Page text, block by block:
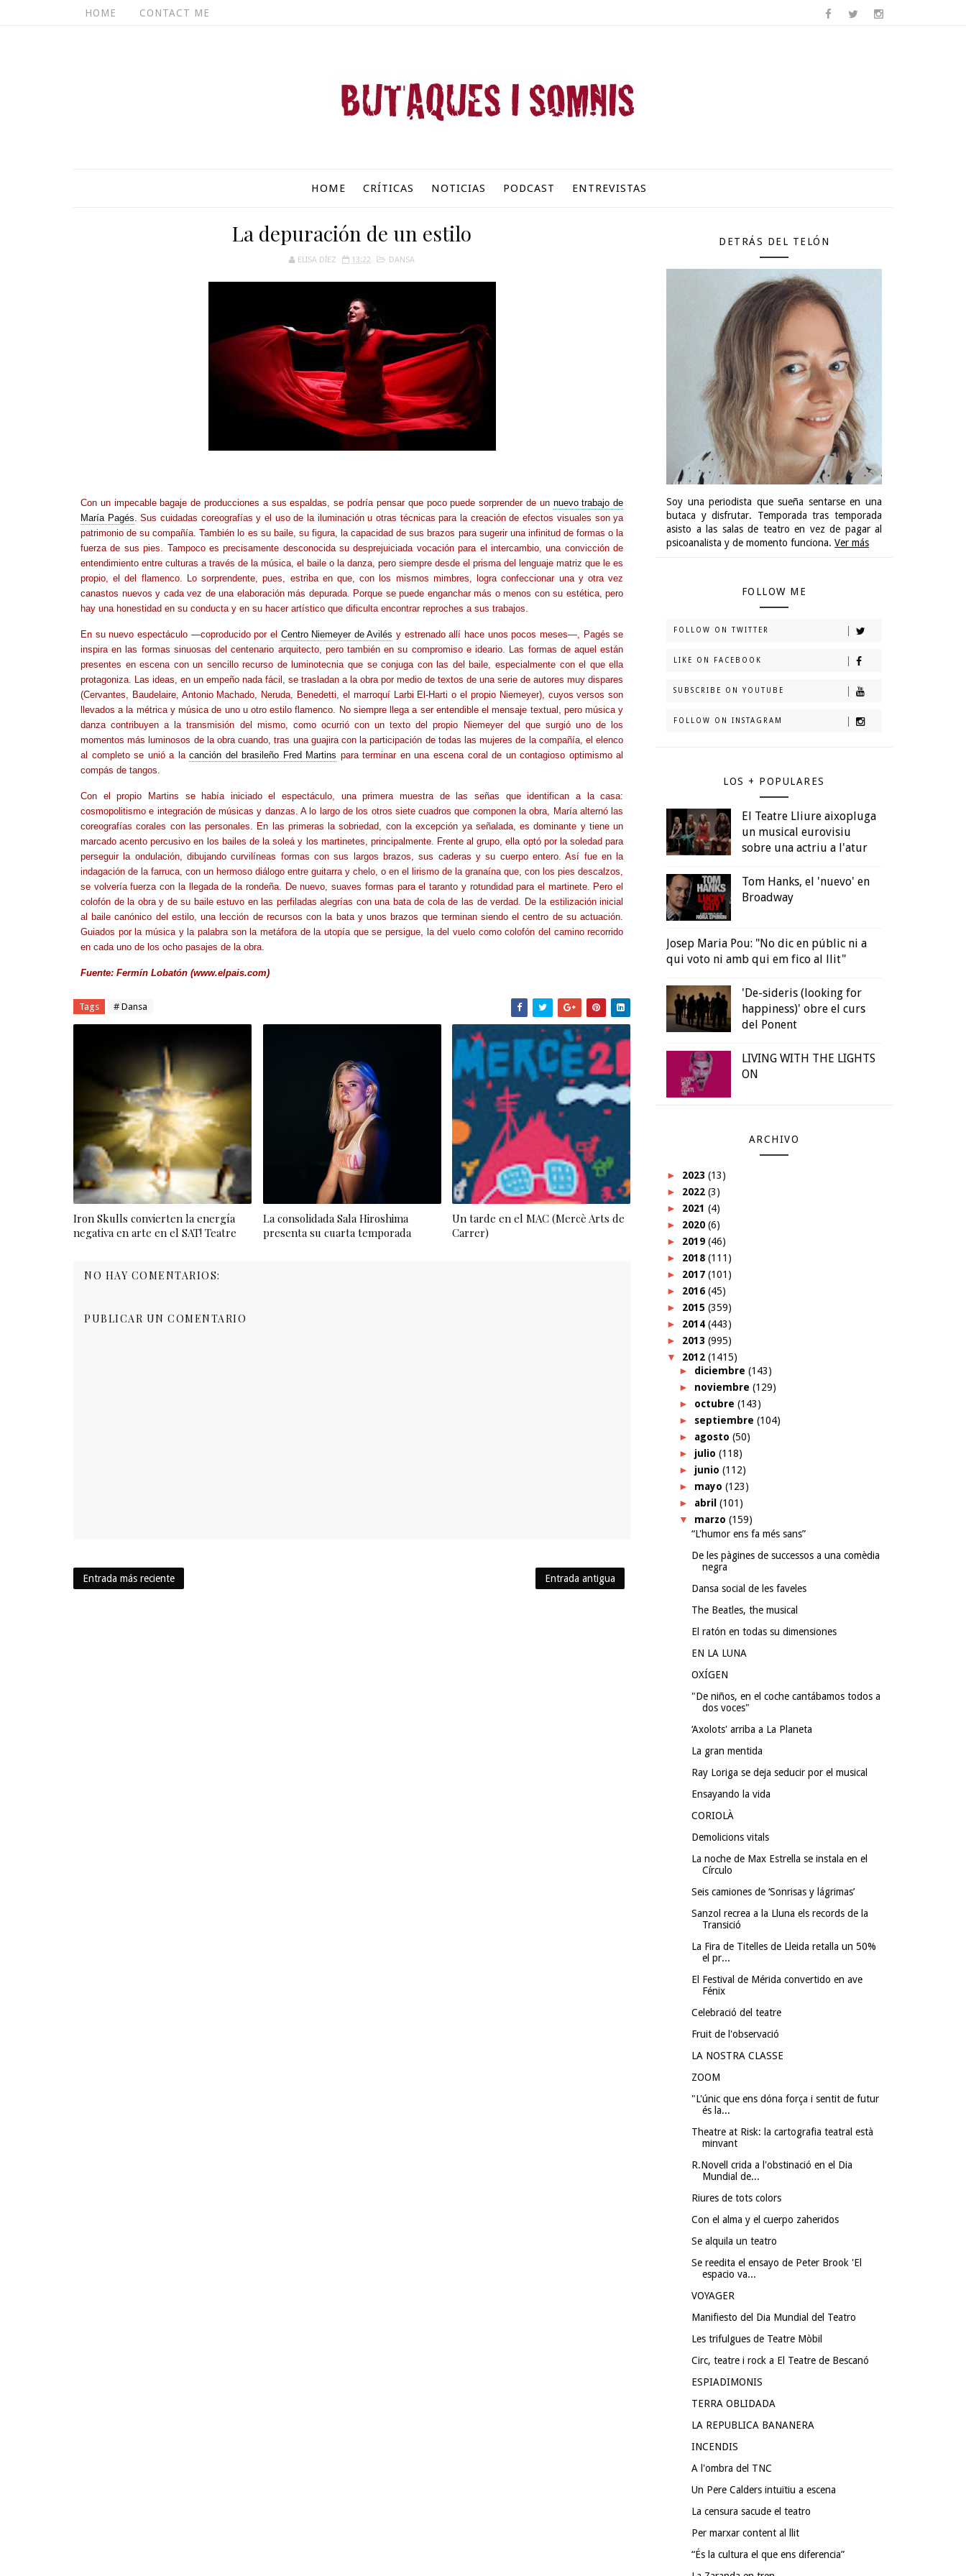
HOME CONTACT ME
HOME CRÍTICAS NOTICIAS PODCAST ENTREVISTAS
La depuración de un estilo
ELISA DÍEZ 13:22 DANSA
Con un impecable bagaje de producciones a sus espaldas, se podría pensar que poco puede sorprender de un nuevo trabajo de
María Pagés. Sus cuidadas coreografías y el uso de la iluminación u otras técnicas para la creación de efectos visuales son ya
patrimonio de su compañía. También lo es su baile, su figura, la capacidad de sus brazos para sugerir una infinitud de formas o la
fuerza de sus pies. Tampoco es precisamente desconocida su desprejuiciada vocación para el intercambio, una convicción de
entendimiento entre culturas a través de la música, el baile o la danza, pero siempre desde el prisma del lenguaje matriz que le es
propio, el del flamenco. Lo sorprendente, pues, estriba en que, con los mismos mimbres, logra confeccionar una y otra vez
canastos nuevos y cada vez de una elaboración más depurada. Porque se puede enganchar más o menos con su estética, pero
hay una honestidad en su conducta y en su hacer artístico que dificulta encontrar reproches a sus trabajos.
En su nuevo espectáculo —coproducido por el Centro Niemeyer de Avilés y estrenado allí hace unos pocos meses—, Pagés se
inspira en las formas sinuosas del centenario arquitecto, pero también en su compromiso e ideario. Las formas de aquel están
presentes en escena con un sencillo recurso de luminotecnia que se conjuga con las del baile, especialmente con el que ella
protagoniza. Las ideas, en un empeño nada fácil, se trasladan a la obra por medio de textos de una serie de autores muy dispares
(Cervantes, Baudelaire, Antonio Machado, Neruda, Benedetti, el marroquí Larbi El-Harti o el propio Niemeyer), cuyos versos son
llevados a la métrica y música de uno u otro estilo flamenco. No siempre llega a ser entendible el mensaje textual, pero música y
danza contribuyen a la transmisión del mismo, como ocurrió con un texto del propio Niemeyer del que surgió uno de los
momentos más luminosos de la obra cuando, tras una guajira con la participación de todas las mujeres de la compañía, el elenco
al completo se unió a lacanción del brasileño Fred Martins para terminar en una escena coral de un contagioso optimismo al
compás de tangos.
Con el propio Martins se había iniciado el espectáculo, una primera muestra de las señas que identifican a la casa:
cosmopolitismo e integración de músicas y danzas. A lo largo de los otros siete cuadros que componen la obra, María alternó las
coreografías corales con las personales. En las primeras la sobriedad, con la excepción ya señalada, es dominante y tiene un
marcado acento percusivo en los bailes de la soleá y los martinetes, principalmente. Frente al grupo, ella optó por la soledad para
perseguir la ondulación, dibujando curvilíneas formas con sus largos brazos, sus caderas y su cuerpo entero. Así fue en la
indagación de la farruca, con un hermoso diálogo entre guitarra y chelo, o en el lirismo de la granaína que, con los pies descalzos,
se volvería fuerza con la llegada de la rondeña. De nuevo, suaves formas para el taranto y rotundidad para el martinete. Pero el
colofón de la obra y de su baile estuvo en las perfiladas alegrías con una bata de cola de las de verdad. De la estilización inicial
al baile canónico del estilo, una lección de recursos con la bata y unos brazos que terminan siendo el centro de su actuación.
Guiados por la música y la palabra son la metáfora de la utopía que se persigue, la del vuelo como colofón del camino recorrido
en cada uno de los ocho pasajes de la obra.
Fuente: Fermín Lobatón (www.elpais.com)
Tags # Dansa
Iron Skulls convierten la energía
negativa en arte en el SAT! Teatre
La consolidada Sala Hiroshima
presenta su cuarta temporada
Un tarde en el MAC (Mercè Arts de
Carrer)
NO HAY COMENTARIOS:
PUBLICAR UN COMENTARIO
Entrada más reciente Entrada antigua
DETRÁS DEL TELÓN
Soy una periodista que sueña sentarse en una
butaca y disfrutar. Temporada tras temporada
asisto a las salas de teatro en vez de pagar al
psicoanalista y de momento funciona. Ver más
FOLLOW ME
FOLLOW ON TWITTER
LIKE ON FACEBOOK
SUBSCRIBE ON YOUTUBE
FOLLOW ON INSTAGRAM
LOS + POPULARES
El Teatre Lliure aixopluga
un musical eurovisiu
sobre una actriu a l'atur
Tom Hanks, el 'nuevo' en
Broadway
Josep Maria Pou: "No dic en públic ni a
qui voto ni amb qui em fico al llit"
'De-sideris (looking for
happiness)' obre el curs
del Ponent
LIVING WITH THE LIGHTS
ON
ARCHIVO
► 2023 (13)
► 2022 (3)
► 2021 (4)
► 2020 (6)
► 2019 (46)
► 2018 (111)
► 2017 (101)
► 2016 (45)
► 2015 (359)
► 2014 (443)
► 2013 (995)
▼ 2012 (1415)
► diciembre (143)
► noviembre (129)
► octubre (143)
► septiembre (104)
► agosto (50)
► julio (118)
► junio (112)
► mayo (123)
► abril (101)
▼ marzo (159)
“L'humor ens fa més sans”
De les pàgines de successos a una comèdia
negra
Dansa social de les faveles
The Beatles, the musical
El ratón en todas su dimensiones
EN LA LUNA
OXÍGEN
"De niños, en el coche cantábamos todos a
dos voces"
‘Axolots' arriba a La Planeta
La gran mentida
Ray Loriga se deja seducir por el musical
Ensayando la vida
CORIOLÀ
Demolicions vitals
La noche de Max Estrella se instala en el
Círculo
Seis camiones de ‘Sonrisas y lágrimas’
Sanzol recrea a la Lluna els records de la
Transició
La Fira de Titelles de Lleida retalla un 50%
el pr...
El Festival de Mérida convertido en ave
Fénix
Celebració del teatre
Fruit de l'observació
LA NOSTRA CLASSE
ZOOM
"L'únic que ens dóna força i sentit de futur
és la...
Theatre at Risk: la cartografia teatral està
minvant
R.Novell crida a l'obstinació en el Dia
Mundial de...
Riures de tots colors
Con el alma y el cuerpo zaheridos
Se alquila un teatro
Se reedita el ensayo de Peter Brook 'El
espacio va...
VOYAGER
Manifiesto del Dia Mundial del Teatro
Les trifulgues de Teatre Mòbil
Circ, teatre i rock a El Teatre de Bescanó
ESPIADIMONIS
TERRA OBLIDADA
LA REPUBLICA BANANERA
INCENDIS
A l'ombra del TNC
Un Pere Calders intuïtiu a escena
La censura sacude el teatro
Per marxar content al llit
“És la cultura el que ens diferencia”